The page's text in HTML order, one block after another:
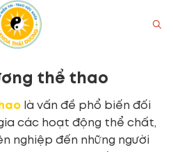
thể thao
là vấn đề phổ biến đối
các hoạt động thể chất,
nghiệp đến những người